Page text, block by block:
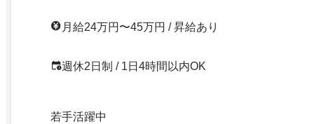
月給24万円〜45万円 / 昇給あり
週休2日制 / 1日4時間以内OK
若手活躍中